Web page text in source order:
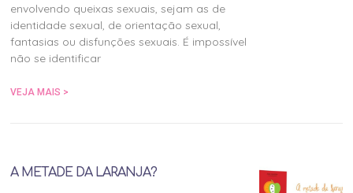
envolvendo queixas sexuais, sejam as de
identidade sexual, de orientação sexual,
fantasias ou disfunções sexuais. É impossível
não se identificar
VEJA MAIS >
A METADE DA LARANJA?